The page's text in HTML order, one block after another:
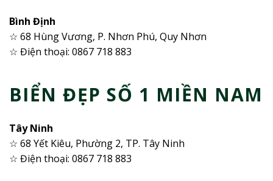
Bình Định
☆ 68 Hùng Vương, P. Nhơn Phú, Quy Nhơn
☆ Điện thoại: 0867 718 883
BIỂN ĐẸP SỐ 1 MIỀN NAM
Tây Ninh
☆ 68 Yết Kiêu, Phường 2, TP. Tây Ninh
☆ Điện thoại: 0867 718 883